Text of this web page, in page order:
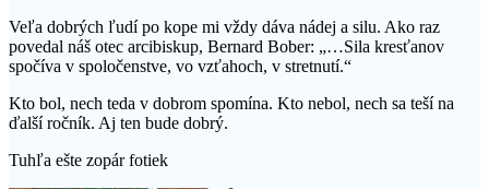
Veľa dobrých ľudí po kope mi vždy dáva nádej a silu. Ako raz
povedal náš otec arcibiskup, Bernard Bober: „…Sila kresťanov
spočíva v spoločenstve, vo vzťahoch, v stretnutí.“
Kto bol, nech teda v dobrom spomína. Kto nebol, nech sa teší na
ďalší ročník. Aj ten bude dobrý.
Tuhľa ešte zopár fotiek